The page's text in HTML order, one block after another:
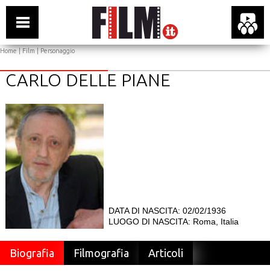
Home|Film| Personaggio
CARLO DELLE PIANE
DATA DI NASCITA: 02/02/1936
LUOGO DI NASCITA: Roma, Italia
Biografia Filmografia Articoli